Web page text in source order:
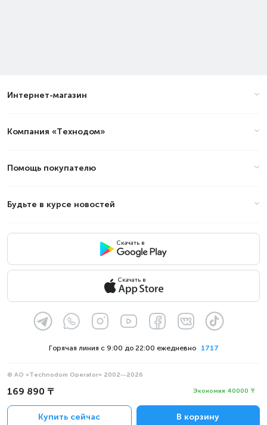
169 890 ₸ Экономия 40000 ₸
Купить сейчас В корзину
Интернет-магазин
Компания «Технодом»
Помощь покупателю
Будьте в курсе новостей
Скачать в
Скачать в
1717
Горячая линия с 9:00 до 22:00 ежедневно
© АО «Technodom Operator» 2002—2026
Мы принимаем:
Политика конфиденциальности